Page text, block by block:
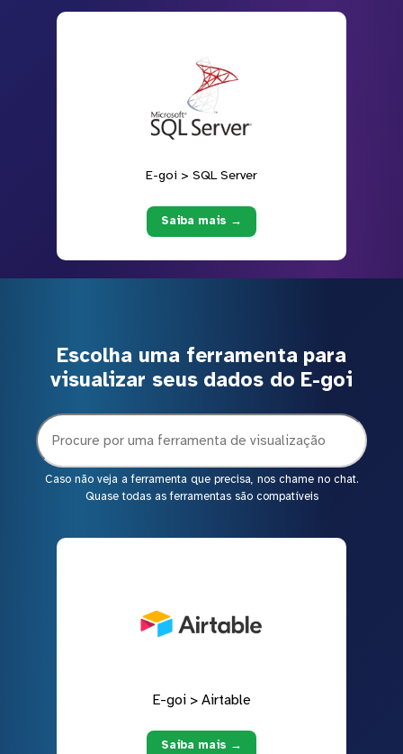
E-goi > SQL Server
Saiba mais →
Escolha uma ferramenta para
visualizar seus dados do E-goi
Caso não veja a ferramenta que precisa, nos chame no chat.
Quase todas as ferramentas são compatíveis
E-goi > Airtable
Saiba mais →